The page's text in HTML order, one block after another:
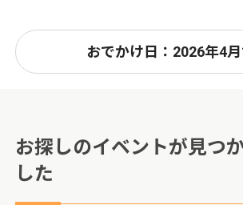
おでかけ日：2026年4月
お探しのイベントが見つ
した